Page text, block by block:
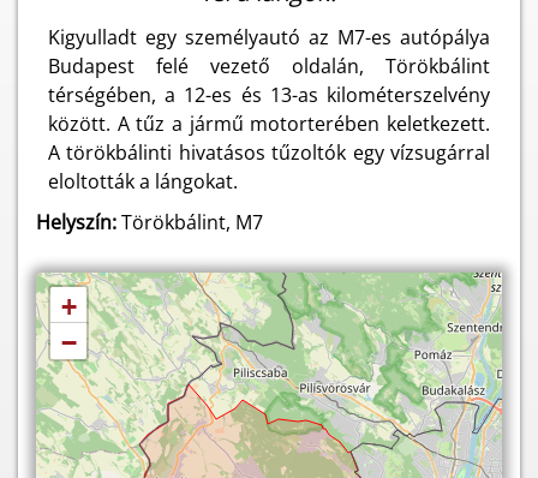
Kigyulladt egy személyautó az M7-es autópálya
Budapest felé vezető oldalán, Törökbálint
térségében, a 12-es és 13-as kilométerszelvény
között. A tűz a jármű motorterében keletkezett.
A törökbálinti hivatásos tűzoltók egy vízsugárral
eloltották a lángokat.
Helyszín:Törökbálint, M7
+
−